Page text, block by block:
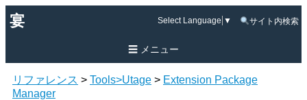
宴 Select Language ▼ サイト内検索
メニュー
リファレンス > Tools>Utage > Extension Package
Manager